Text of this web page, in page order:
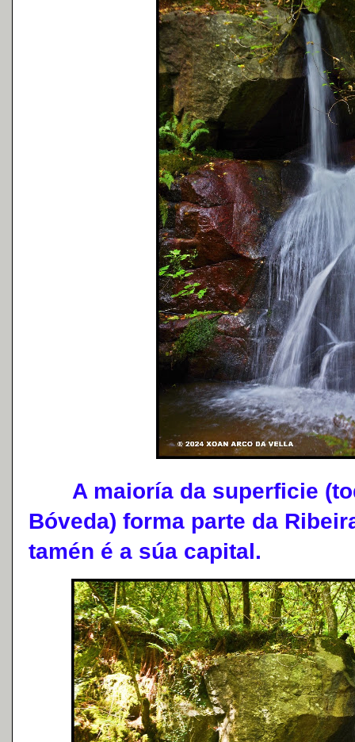
A maioría da superficie
Bóveda) forma parte da
tamén é a súa capital.